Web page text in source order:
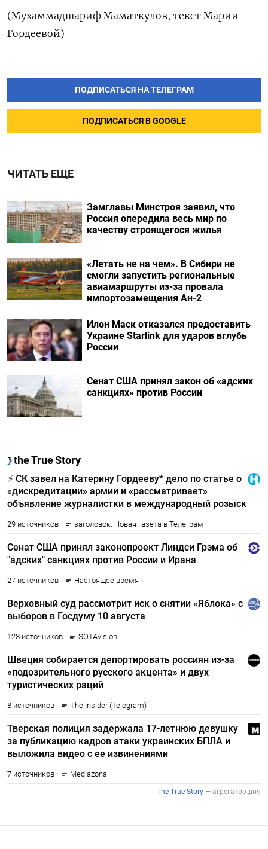
(Мухаммадшариф Маматкулов, текст Марии
Гордеевой)
ПОДПИСАТЬСЯ НА ТЕЛЕГРАМ
ПОДПИСАТЬСЯ В GOOGLE
ЧИТАТЬ ЕЩЕ
Замглавы Минстроя заявил, что
Россия опередила весь мир по
качеству строящегося жилья
«Летать не на чем». В Сибири не
смогли запустить региональные
авиамаршруты из-за провала
импортозамещения Ан-2
Илон Маск отказался предоставить
Украине Starlink для ударов вглубь
России
Сенат США принял закон об «адских
санкциях» против России